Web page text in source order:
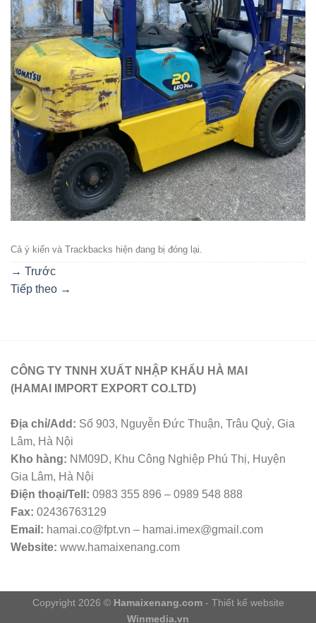
Cả ý kiến ​​và Trackbacks hiện đang bị đóng lại.
→ Trước
Tiếp theo →
CÔNG TY TNNH XUẤT NHẬP KHẨU HÀ MAI
(HAMAI IMPORT EXPORT CO.LTD)
Địa chỉ/Add: Số 903, Nguyễn Đức Thuận, Trâu Quỳ, Gia
Lâm, Hà Nội
Kho hàng: NM09D, Khu Công Nghiệp Phú Thị, Huyện
Gia Lâm, Hà Nội
Điện thoại/Tell: 0983 355 896 – 0989 548 888
Fax: 02436763129
Email: hamai.co@fpt.vn – hamai.imex@gmail.com
Website: www.hamaixenang.com
Copyright 2026 © Hamaixenang.com- Thiết kế website
Winmedia.vn